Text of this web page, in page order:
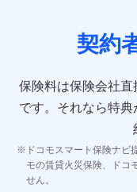
10.受託業務の 個
11.マイカー通勤管
ビスに関してのお
各種お問い合わせに
当社のサービスに関
をお送りするため
契約
保険料は保険会社
です。 それなら特
ドコモスマート保険ナビ
モの賃貸火災保険、ドコ
せん。